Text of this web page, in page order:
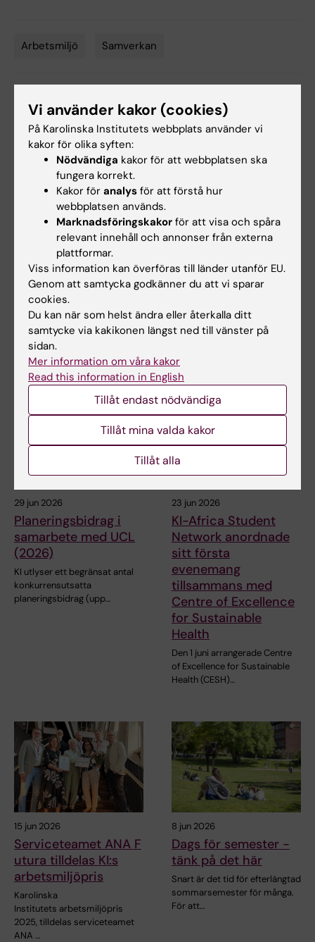
Arbetsmiljö Samverkan
Uppdaterad av:
Anne Hammarskjöld 2025-04-29
Relaterat
Mer om att vara skyddsombud vid KI
Internationella arbetsmiljödagen 2025 (på
engelska)
Relaterade artiklar
29 jun 2026
Planeringsbidrag i
samarbete med UCL
(2026)
KI utlyser ett begränsat antal
konkurrensutsatta
planeringsbidrag (upp…
23 jun 2026
KI-Africa Student
Network anordnade
sitt första
evenemang
tillsammans med
Centre of Excellence
for Sustainable
Health
Den 1 juni arrangerade Centre
of Excellence for Sustainable
Health (CESH)…
15 jun 2026
Serviceteamet ANA F
utura tilldelas KI:s
arbetsmiljöpris
Karolinska
Institutets arbetsmiljöpris
2025, tilldelas serviceteamet
ANA …
8 jun 2026
Dags för semester -
tänk på det här
Snart är det tid för efterlängtad
sommarsemester för många.
För att…
Vi använder kakor (cookies)
På Karolinska Institutets webbplats använder vi
kakor för olika syften:
Nödvändiga kakor för att webbplatsen ska
fungera korrekt.
Kakor för analys för att förstå hur
webbplatsen används.
Marknadsföringskakor för att visa och spåra
relevant innehåll och annonser från externa
plattformar.
Viss information kan överföras till länder utanför EU.
Genom att samtycka godkänner du att vi sparar
cookies.
Du kan när som helst ändra eller återkalla ditt
samtycke via kakikonen längst ned till vänster på
sidan.
Mer information om våra kakor
Read this information in English
Tillåt endast nödvändiga
Tillåt mina valda kakor
Tillåt alla